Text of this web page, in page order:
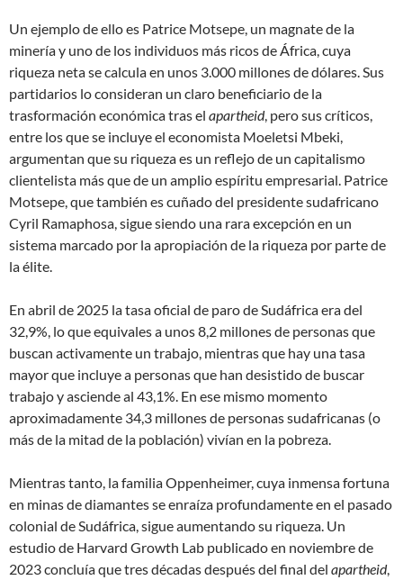
Un ejemplo de ello es Patrice Motsepe, un magnate de la
minería y uno de los individuos más ricos de África, cuya
riqueza neta se calcula en unos 3.000 millones de dólares. Sus
partidarios lo consideran un claro beneficiario de la
trasformación económica tras el apartheid, pero sus críticos,
entre los que se incluye el economista Moeletsi Mbeki,
argumentan que su riqueza es un reflejo de un capitalismo
clientelista más que de un amplio espíritu empresarial. Patrice
Motsepe, que también es cuñado del presidente sudafricano
Cyril Ramaphosa, sigue siendo una rara excepción en un
sistema marcado por la apropiación de la riqueza por parte de
la élite.
En abril de 2025 la tasa oficial de paro de Sudáfrica era del
32,9%, lo que equivales a unos 8,2 millones de personas que
buscan activamente un trabajo, mientras que hay una tasa
mayor que incluye a personas que han desistido de buscar
trabajo y asciende al 43,1%. En ese mismo momento
aproximadamente 34,3 millones de personas sudafricanas (o
más de la mitad de la población) vivían en la pobreza.
Mientras tanto, la familia Oppenheimer, cuya inmensa fortuna
en minas de diamantes se enraíza profundamente en el pasado
colonial de Sudáfrica, sigue aumentando su riqueza. Un
estudio de Harvard Growth Lab publicado en noviembre de
2023 concluía que tres décadas después del final del apartheid,